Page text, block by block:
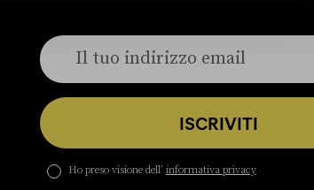
ISCRIVITI
Ho preso visione dell’ informativa privacy